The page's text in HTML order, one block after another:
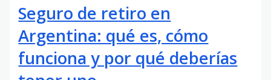
Seguro de retiro en
Argentina: qué es, cómo
funciona y por qué deberías